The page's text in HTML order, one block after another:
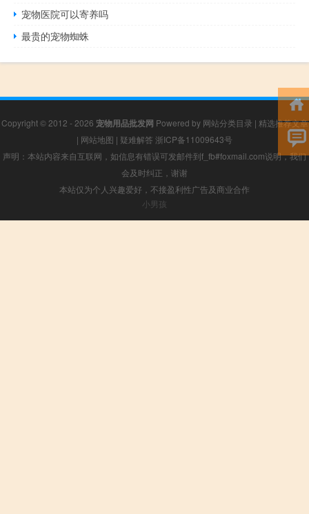
宠物医院可以寄养吗
最贵的宠物蜘蛛
Copyright © 2012 - 2026 宠物用品批发网 Powered by 网站分类目录 | 精选推荐文章
| 网站地图 | 疑难解答 浙ICP备11009643号
声明：本站内容来自互联网，如信息有错误可发邮件到f_fb#foxmail.com说明，我们
会及时纠正，谢谢
本站仅为个人兴趣爱好，不接盈利性广告及商业合作
小男孩